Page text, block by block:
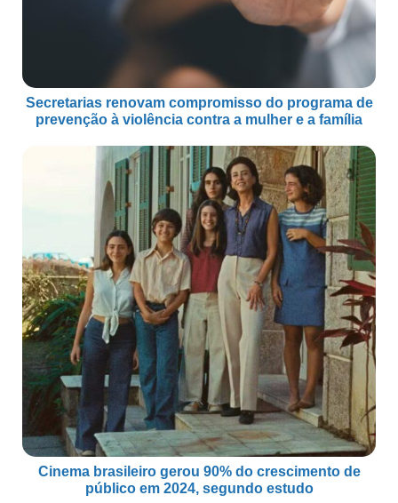
Secretarias renovam compromisso do programa de
prevenção à violência contra a mulher e a família
Cinema brasileiro gerou 90% do crescimento de
público em 2024, segundo estudo